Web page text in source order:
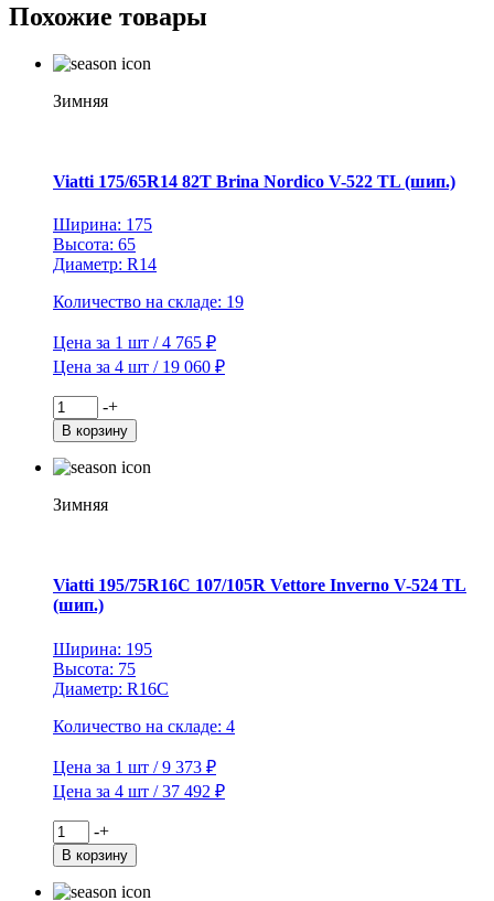
(120
Похожие товары
Зимняя
Viatti 175/65R14 82T Brina Nordico V-522 TL (шип.)
Ширина: 175
Высота: 65
Диаметр: R14
Количество на складе: 19
Цена за 1 шт / 4 765 ₽
Цена за 4 шт / 19 060 ₽
Количество
товара
Viatti
175/65R14
Brina
TL
(шип.)
-+
В корзину
Зимняя
Viatti 195/75R16C 107/105R Vettore Inverno V-524 TL
(шип.)
Ширина: 195
Высота: 75
Диаметр: R16C
Количество на складе: 4
Цена за 1 шт / 9 373 ₽
Цена за 4 шт / 37 492 ₽
Количество
товара
Viatti
195/75R16C
-+
В корзину